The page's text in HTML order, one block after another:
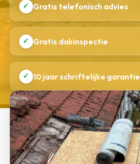
✓ Gratis telefonisch advies
✓ Gratis dakinspectie
✓ 10 jaar schriftelijke garantie